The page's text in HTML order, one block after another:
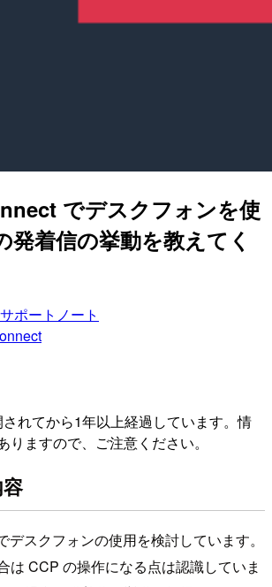
でデスクフォンを使
発着信の挙動を教えてく
ポートノート
れてから1年以上経過しています。情
りますので、ご注意ください。
デスクフォンの使用を検討しています。
は CCP の操作になる点は認識していま